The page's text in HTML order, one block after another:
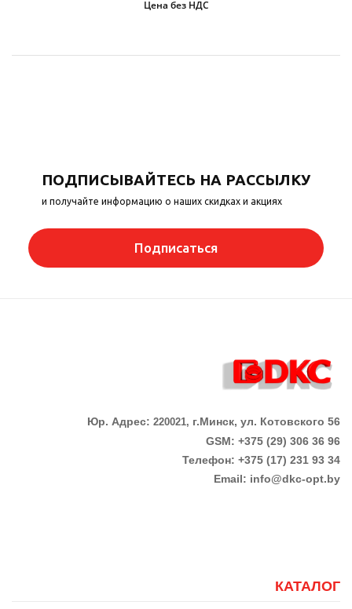
Цена без НДС
ПОДПИСЫВАЙТЕСЬ НА РАССЫЛКУ
и получайте информацию о наших скидках и акциях
Подписаться
Юр. Адрес: 220021, г.Минск, ул. Котовского 56
GSM: +375 (29) 306 36 96
Телефон: +375 (17) 231 93 34
Email: info@dkc-opt.by
КАТАЛОГ